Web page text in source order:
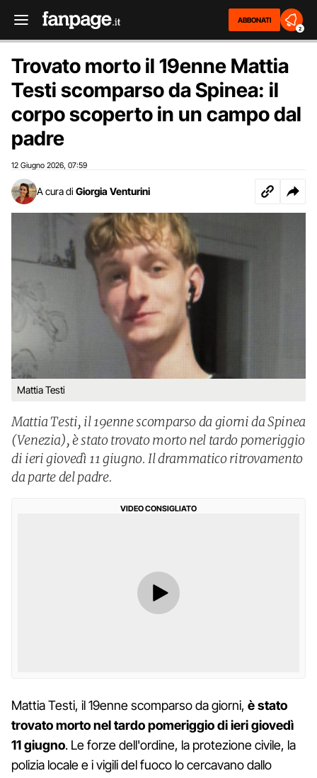
ABBONATI
2
Trovato morto il 19enne Mattia
Testi scomparso da Spinea: il
corpo scoperto in un campo dal
padre
12 Giugno 2026 07:59
A cura di Giorgia Venturini
Mattia Testi
Mattia Testi, il 19enne scomparso da giorni da Spinea
(Venezia), è stato trovato morto nel tardo pomeriggio
di ieri giovedì 11 giugno. Il drammatico ritrovamento
da parte del padre.
VIDEO CONSIGLIATO
Mattia Testi, il 19enne scomparso da giorni, è stato
trovato morto nel tardo pomeriggio di ieri giovedì
11 giugno. Le forze dell'ordine, la protezione civile, la
polizia locale e i vigili del fuoco lo cercavano dallo